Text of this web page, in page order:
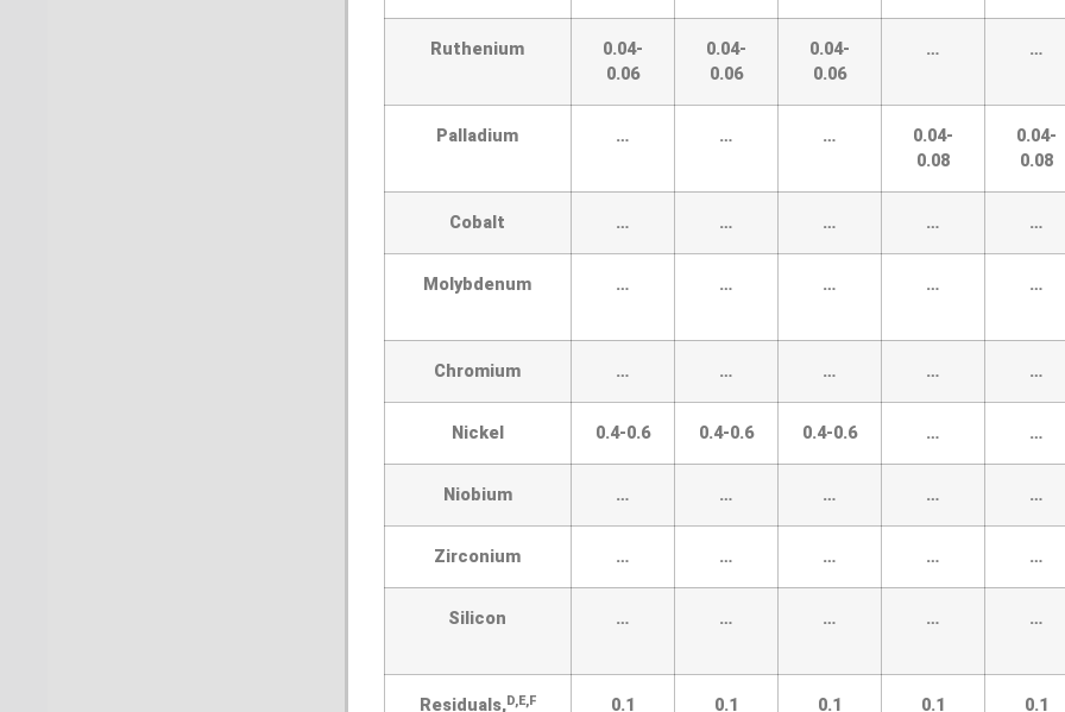
Ruthenium
0.04-
0.06
0.04-
0.06
0.04-
0.06
… …
Palladium … … …
0.04-
0.08
0.04-
0.08
Cobalt … … … … …
Molybdenum … … … … …
Chromium … … … … …
Nickel 0.4-0.6 0.4-0.6 0.4-0.6 … …
Niobium … … … … …
Zirconium … … … … …
Silicon … … … … …
Residuals,D,E,F 0.1 0.1 0.1 0.1 0.1